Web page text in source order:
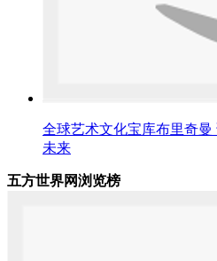
全球艺术文化宝库布里奇
未来
五方世界网浏览榜